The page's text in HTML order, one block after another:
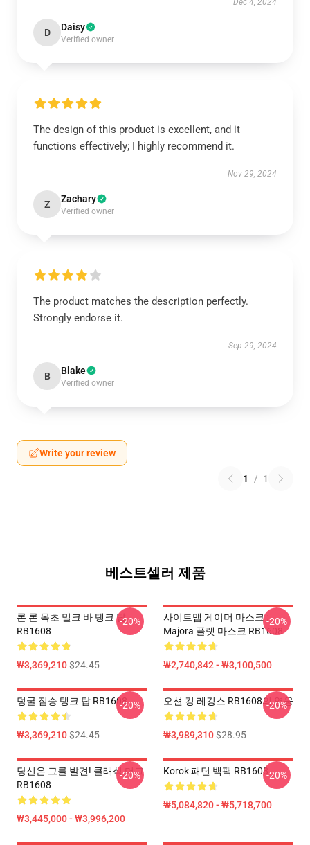
Dec 4, 2024
D Daisy
Verified owner
The design of this product is excellent, and it
functions effectively; I highly recommend it.
Nov 29, 2024
Z Zachary
Verified owner
The product matches the description perfectly.
Strongly endorse it.
Sep 29, 2024
B Blake
Verified owner
Write your review
1 / 1
베스트셀러 제품
론 론 목초 밀크 바 탱크 탑
RB1608
₩3,369,210$24.45
-20%
사이트맵 게이머 마스크 :
Majora 플랫 마스크 RB1608
₩2,740,842 - ₩3,100,500
-20%
덩굴 짐승 탱크 탑 RB1608
₩3,369,210$24.45
-20% 오션 킹 레깅스 RB1608의 영웅
₩3,989,310$28.95
-20%
당신은 그를 발견! 클래식 머그
RB1608
₩3,445,000 - ₩3,996,200
-20% Korok 패턴 백팩 RB1608
₩5,084,820 - ₩5,718,700
-20%